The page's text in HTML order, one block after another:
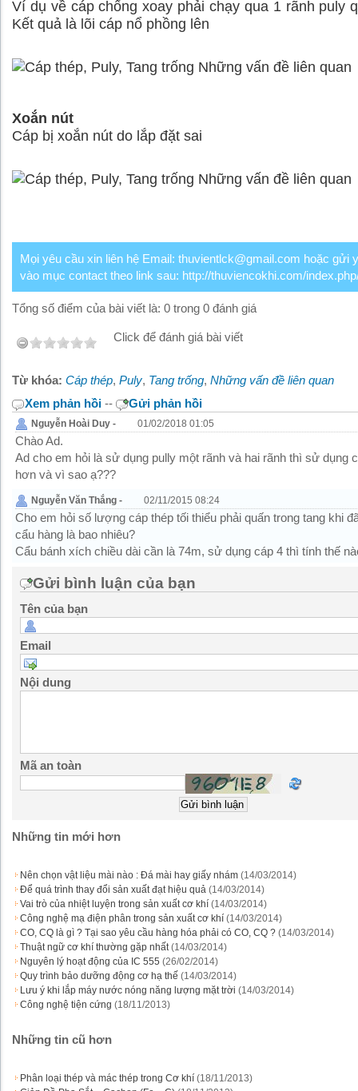
Ví dụ về cáp chống xoay phải chạy qua 1 rãnh puly
Kết quả là lõi cáp nổ phồng lên
Xoắn nút
Cáp bị xoắn nút do lắp đặt sai
Mọi yêu cầu xin liên hệ Email: thuvientlck@gmail.com hoặc gửi
vào mục contact theo link sau: http://thuviencokhi.com/
Tổng số điểm của bài viết là: 0 trong 0 đánh giá
Click để đánh giá bài viết
Từ khóa: Cáp thép, Puly, Tang trống, Những vấn đề liên quan
Xem phản hồi -- Gửi phản hồi
Nguyễn Hoài Duy - 01/02/2018 01:05
Chào Ad.
Ad cho em hỏi là sử dụng pully một rãnh và hai rãnh thì sử dụng
hơn và vì sao ạ???
Nguyễn Văn Thắng - 02/11/2015 08:24
Cho em hỏi số lượng cáp thép tối thiểu phải quấn trong tang khi
cẩu hàng là bao nhiêu?
Cẩu bánh xích chiều dài cần là 74m, sử dụng cáp 4 thì tính thế
Gửi bình luận của bạn
Tên của bạn
Email
Nội dung
Mã an toàn
Những tin mới hơn
Nên chọn vật liệu mài nào : Đá mài hay giấy nhám (14/03/2014)
Để quá trình thay đổi sản xuất đạt hiệu quả (14/03/2014)
Vai trò của nhiệt luyện trong sản xuất cơ khí (14/03/2014)
Công nghệ mạ điện phân trong sản xuất cơ khí (14/03/2014)
CO, CQ là gì ? Tại sao yêu cầu hàng hóa phải có CO, CQ ? (14/03/2014)
Thuật ngữ cơ khí thường gặp nhất (14/03/2014)
Nguyên lý hoạt động của IC 555 (26/02/2014)
Quy trình bảo dưỡng động cơ hạ thế (14/03/2014)
Lưu ý khi lắp máy nước nóng năng lượng mặt trời (14/03/2014)
Công nghệ tiện cứng (18/11/2013)
Những tin cũ hơn
Phân loại thép và mác thép trong Cơ khí (18/11/2013)